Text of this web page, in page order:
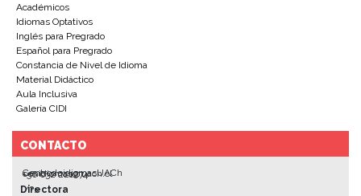
Académicos
Idiomas Optativos
Inglés para Pregrado
Español para Pregrado
Constancia de Nivel de Idioma
Material Didáctico
Aula Inclusiva
Galería CIDI
CONTACTO
CentrodeidiomasUACh
cenidiomas@uach.cl
+56 632 221274
*/?>
Directora